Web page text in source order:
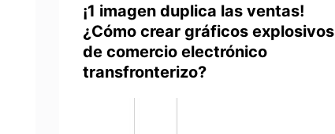
¡1 imagen duplica las ventas!
¿Cómo crear gráficos explosivos
de comercio electrónico
transfronterizo?